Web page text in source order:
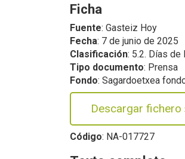
Ficha
Fuente: Gasteiz Hoy
Fecha: 7 de junio de 2025
Clasificación: 5.2. Días de
Tipo documento: Prensa
Fondo: Sagardoetxea
Descargar fichero
Código: NA-017727